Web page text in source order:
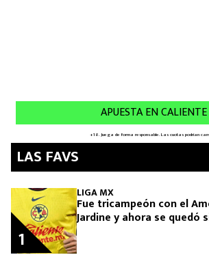
LAS FAVS
LIGA MX
Fue tricampeón con el
Jardine y ahora se quedó
1